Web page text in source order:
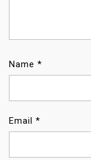
Name *
Email *